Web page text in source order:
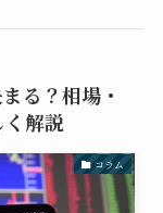
る？相場・
解説
コラム